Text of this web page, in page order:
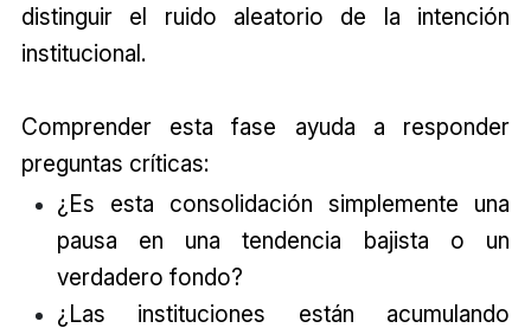
distinguir el ruido aleatorio de la intención
institucional.
Comprender esta fase ayuda a responder
preguntas críticas:
¿Es esta consolidación simplemente una
pausa en una tendencia bajista o un
verdadero fondo?
¿Las instituciones están acumulando